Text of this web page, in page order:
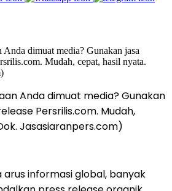
Anda dimuat media? Gunakan
Persrilis.com. Mudah,
Jasasiaranpers.com)
arus informasi global, banyak